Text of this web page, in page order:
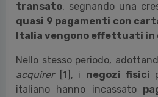
transato, segnando una
quasi 9 pagamenti con
Italia vengono effettuati in
Nello stesso periodo,
acquirer[1], i negozi fisici
italiano hanno incassato